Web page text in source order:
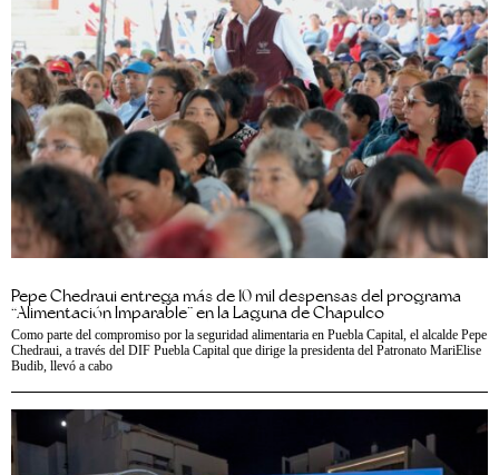
Pepe Chedraui entrega más de 10 mil despensas del programa
“Alimentación Imparable” en la Laguna de Chapulco
Como parte del compromiso por la seguridad alimentaria en Puebla Capital, el alcalde Pepe
Chedraui, a través del DIF Puebla Capital que dirige la presidenta del Patronato MariElise
Budib, llevó a cabo